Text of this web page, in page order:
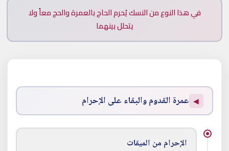
في هذا النوع من النسك يُحرم الحاج بالعمرة والحج معاً ولا
يتحلل بينهما
◀ عمرة القدوم والبقاء على الإحرام
الإحرام من الميقات